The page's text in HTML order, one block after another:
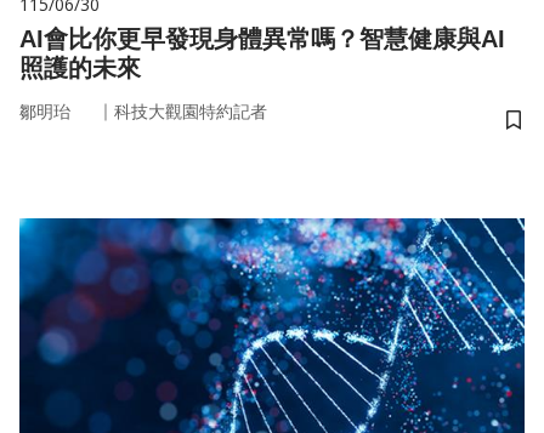
AI會比你更早發現身體異常嗎？智慧健康與AI
照護的未來
鄒明珆 ｜ 科技大觀園特約記者
儲